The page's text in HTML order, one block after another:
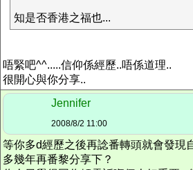
知是否香港之福也...
唔緊吧^^.....信仰係經歷..唔係道理..
很開心與你分享..
Jennifer
2008/8/2 11:00
等你多d經歷之後再諗番轉頭就會發現
多幾年再番黎分享下？